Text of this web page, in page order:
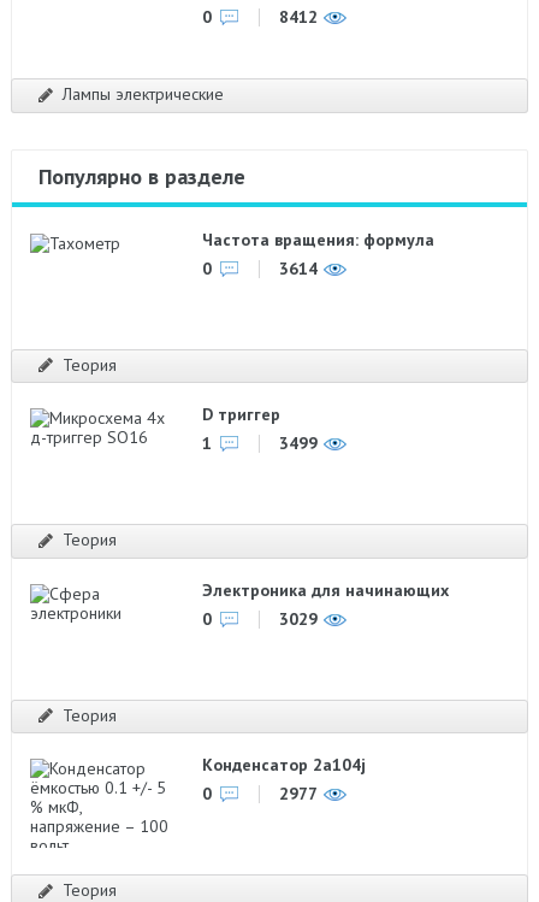
0
8412
Лампы электрические
Популярно в разделе
Частота вращения: формула
0
3614
Теория
D триггер
1
3499
Теория
Электроника для начинающих
0
3029
Теория
Конденсатор 2a104j
0
2977
Теория